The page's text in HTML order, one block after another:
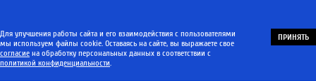
Для улучшения работы сайта и его взаимодействия с пользователями
мы используем файлы cookie. Оставаясь на сайте, вы выражаете свое
согласие на обработку персональных данных в соответствии с
политикой конфиденциальности.
ПРИНЯТЬ